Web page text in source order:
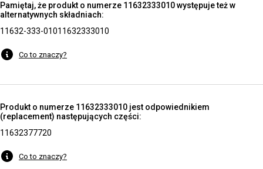
Pamiętaj, że produkt o numerze 11632333010 występuje też w
alternatywnych składniach:
11632-333-01011632333010
Co to znaczy?
Produkt o numerze 11632333010 jest odpowiednikiem
(replacement) następujących części:
11632377720
Co to znaczy?